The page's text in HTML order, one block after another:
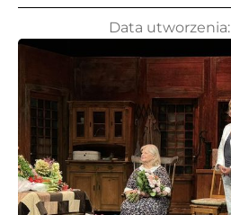
Data utworzenia: